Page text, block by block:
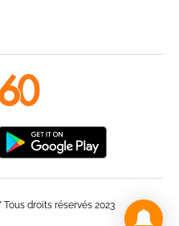
droits réservés 2023